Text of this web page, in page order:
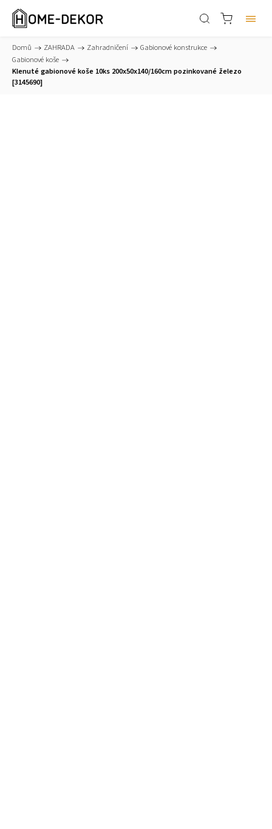
Domů / ZAHRADA / Zahradničení / Gabionové konstrukce /
Gabionové koše /
Klenuté gabionové koše 10ks 200x50x140/160cm pozinkované železo
[3145690]